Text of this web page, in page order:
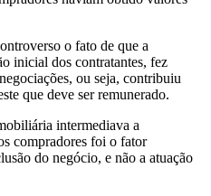
o fato de que a
inicial dos contratantes, fez
ou seja, contribuiu
que deve ser remunerado.
intermediava a
compradores foi o fator
do negócio, e não a atuação